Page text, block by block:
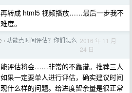
转成 html5 视频播放……最后一步我不
度。
› 功能点时间评估？你们怎么 2016 年 11 月
24 日
评估将会……非常的不靠谱。推荐三人
果一定要单人进行评估，确实建议时间
什么样的问题。给进度留余量是很正常